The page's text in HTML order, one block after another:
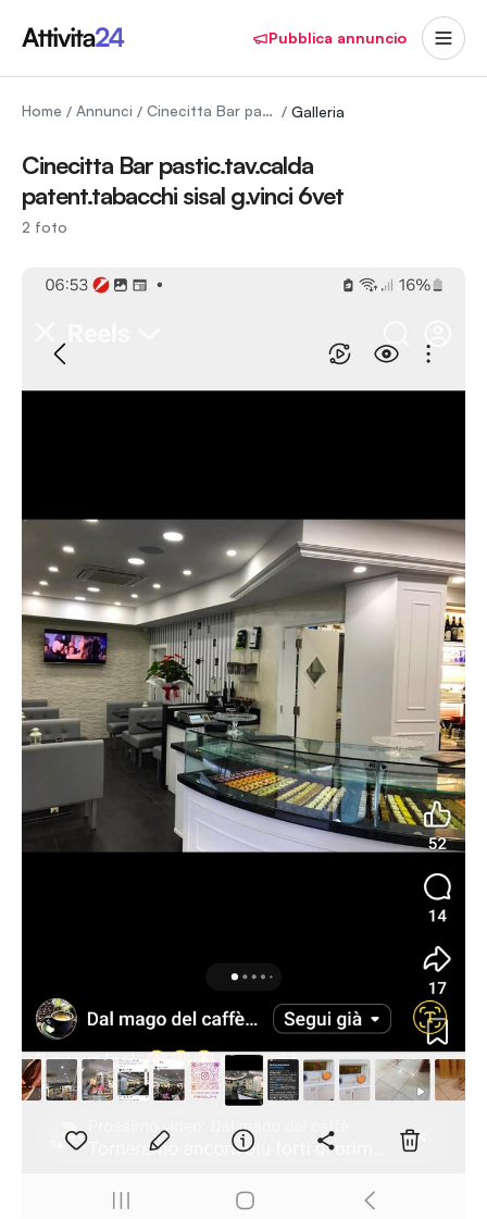
Pubblica annuncio
Home / Annunci / Cinecitta Bar pastic.tav.calda patent.tabacchi sisal g.vinci 6vet / Galleria
Cinecitta Bar pastic.tav.calda
patent.tabacchi sisal g.vinci 6vet
2 foto